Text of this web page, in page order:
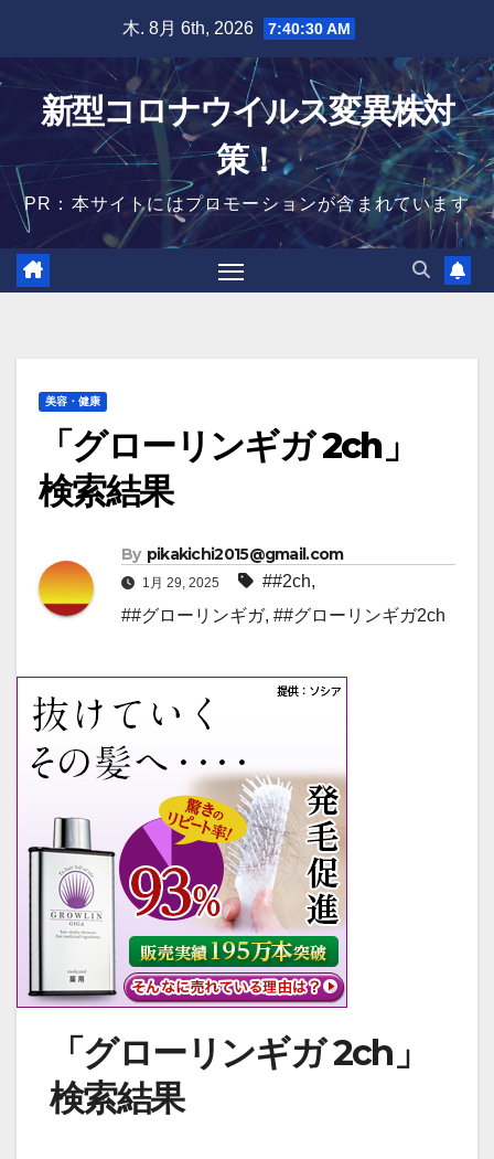
content
木. 8月 6th, 2026 7:40:32 AM
新型コロナウイルス変異株対
策！
PR：本サイトにはプロモーションが含まれています
美容・健康
「グローリンギガ 2ch」
検索結果
By pikakichi2015@gmail.com
1月 29, 2025 ##2ch,
##グローリンギガ, ##グローリンギガ2ch
「グローリンギガ 2ch」
検索結果